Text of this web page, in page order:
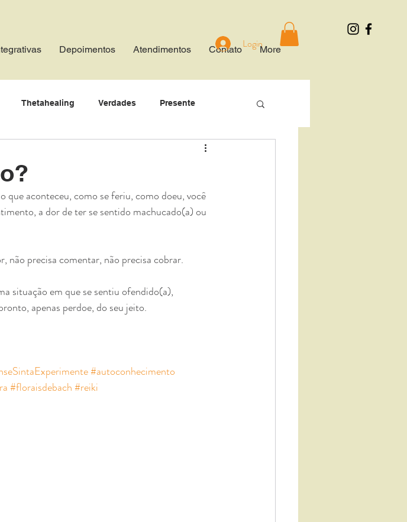
Depoimentos Atendimentos Contato More
Login
Thetahealing Verdades Presente
Saúde Bondade Gratidão Gentileza
a dor de ter se sentido machucado(a) ou
precisa comentar, não precisa cobrar.⠀
situação em que se sentiu ofendido(a),
apenas perdoe, do seu jeito.⠀
#autoconhecimento
#floraisdebach#reiki